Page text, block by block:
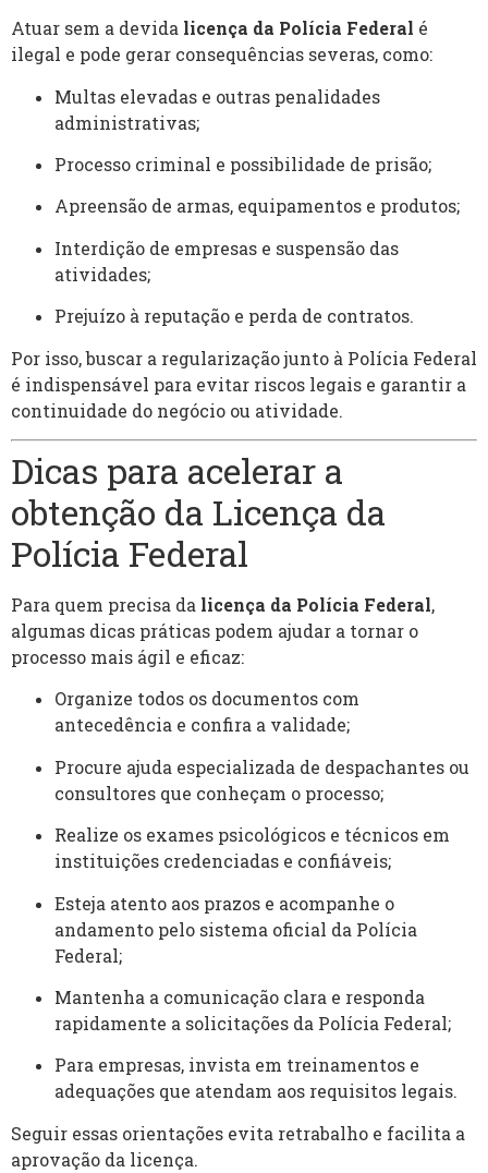
Atuar sem a devida licença da Polícia Federal é
ilegal e pode gerar consequências severas, como:
Multas elevadas e outras penalidades
administrativas;
Processo criminal e possibilidade de prisão;
Apreensão de armas, equipamentos e produtos;
Interdição de empresas e suspensão das
atividades;
Prejuízo à reputação e perda de contratos.
Por isso, buscar a regularização junto à Polícia Federal
é indispensável para evitar riscos legais e garantir a
continuidade do negócio ou atividade.
Dicas para acelerar a
obtenção da Licença da
Polícia Federal
Para quem precisa da licença da Polícia Federal,
algumas dicas práticas podem ajudar a tornar o
processo mais ágil e eficaz:
Organize todos os documentos com
antecedência e confira a validade;
Procure ajuda especializada de despachantes ou
consultores que conheçam o processo;
Realize os exames psicológicos e técnicos em
instituições credenciadas e confiáveis;
Esteja atento aos prazos e acompanhe o
andamento pelo sistema oficial da Polícia
Federal;
Mantenha a comunicação clara e responda
rapidamente a solicitações da Polícia Federal;
Para empresas, invista em treinamentos e
adequações que atendam aos requisitos legais.
Seguir essas orientações evita retrabalho e facilita a
aprovação da licença.